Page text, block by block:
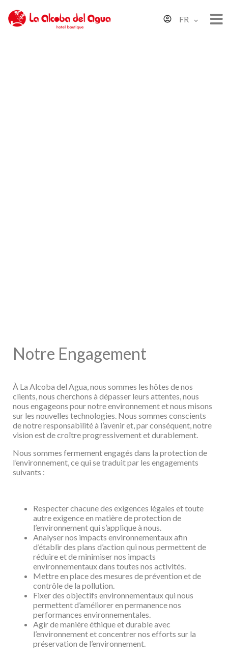
FR
Notre Engagement
À La Alcoba del Agua, nous sommes les hôtes de nos
clients, nous cherchons à dépasser leurs attentes, nous
nous engageons pour notre environnement et nous misons
sur les nouvelles technologies. Nous sommes conscients
de notre responsabilité à l’avenir et, par conséquent,notre
vision est de croître progressivement et durablement.
Nous sommes fermement engagés dans la protection de
l’environnement, ce qui se traduitpar les engagements
suivants :
Respecter chacune des exigences légales et toute
autre exigence en matière deprotection de
l’environnement qui s’applique à nous.
Analyser nos impacts environnementaux afin
d’établir des plans d’action qui nous permettent de
réduire et de minimiser nos impacts
environnementaux dans toutes nos activités.
Mettre en place des mesures de prévention et de
contrôle de la pollution.
Fixer des objectifs environnementaux qui nous
permettent d’améliorer en permanencenos
performances environnementales.
Agir de manière éthique et durable avec
l’environnement et concentrer nos efforts sur la
préservation de l’environnement.